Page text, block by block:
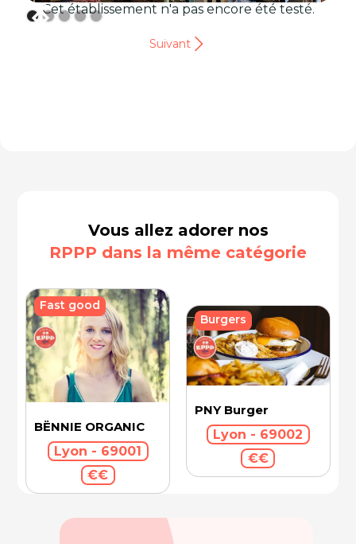
Cet établissement n'a pas encore été testé.
Suivant
Vous allez adorer nos
RPPP dans la même catégorie
BËNNIE ORGANIC
Lyon - 69001
€€
Fast good
PNY Burger
Lyon - 69002
€€
Burgers